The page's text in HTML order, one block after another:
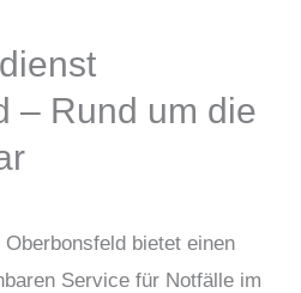
– Rund um die
bietet einen
Service für Notfälle im